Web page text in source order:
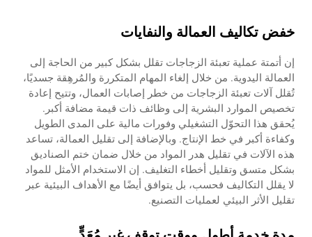
خفض تكاليف العمالة والنفايات
إن أتمتة عملية تعبئة الزجاجات تقلل بشكل كبير من الحاجة إلى
العمالة اليدوية. من خلال إلغاء المهام المتكررة والمُرهِقة جسديًا،
تُقلل آلات تعبئة الزجاجات من خطر إصابات العمال، وتتيح إعادة
تخصيص الموارد البشرية إلى وظائف ذات قيمة مضافة أكبر.
يُحقق هذا التحوّل التشغيلي وفورات مالية على المدى الطويل
وكفاءة أكبر في خط الإنتاج. وبالإضافة إلى تقليل العمالة، تساعد
هذه الآلات في تقليل هدر المواد من خلال ضمان ختم الصناديق
بشكل متسق وتقليل أخطاء التغليف. إن الاستخدام الأمثل للمواد
لا يقلل التكاليف فحسب، بل يتوافق أيضًا مع الأهداف البيئية عبر
تقليل الأثر البيئي لعمليات التصنيع.